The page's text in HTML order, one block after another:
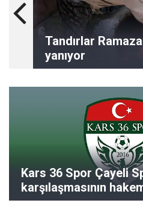
Tandırlar
yanıyor
Kars 36 Spor Çayeli
karşılaşmasının